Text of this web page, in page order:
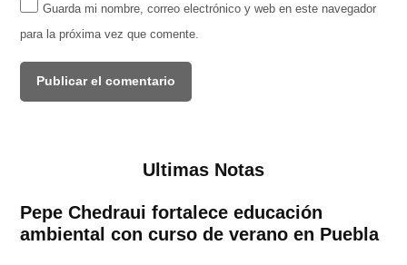
Guarda mi nombre, correo electrónico y web en este navegador
para la próxima vez que comente.
Ultimas Notas
Pepe Chedraui fortalece educación
ambiental con curso de verano en Puebla